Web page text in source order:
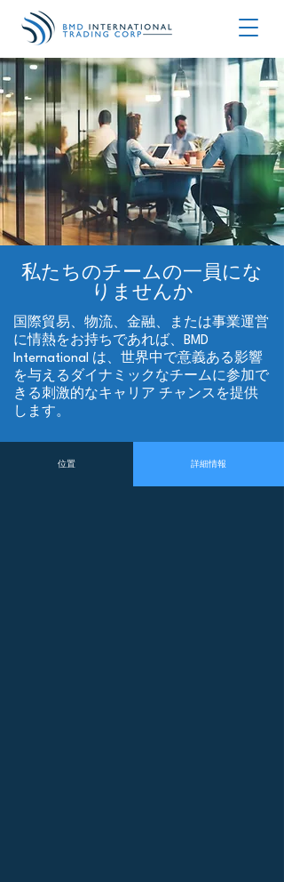
私たちのチームの一員にな
りませんか
国際貿易、物流、金融、または事業運営
に情熱をお持ちであれば、BMD
International は、世界中で意義ある影響
を与えるダイナミックなチームに参加で
きる刺激的なキャリア チャンスを提供
します。
位置 詳細情報